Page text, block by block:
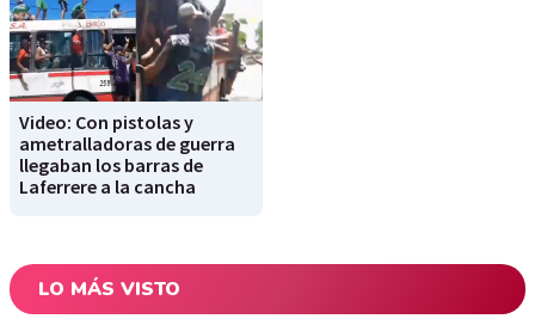
Video: Con pistolas y
ametralladoras de guerra
llegaban los barras de
Laferrere a la cancha
LO MÁS VISTO